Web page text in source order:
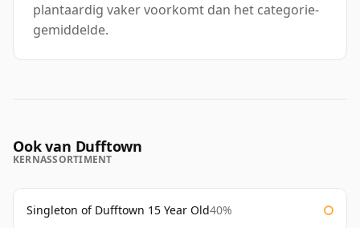
plantaardig vaker voorkomt dan het categorie-
gemiddelde.
Ook van Dufftown
KERNASSORTIMENT
Singleton of Dufftown 15 Year Old40%